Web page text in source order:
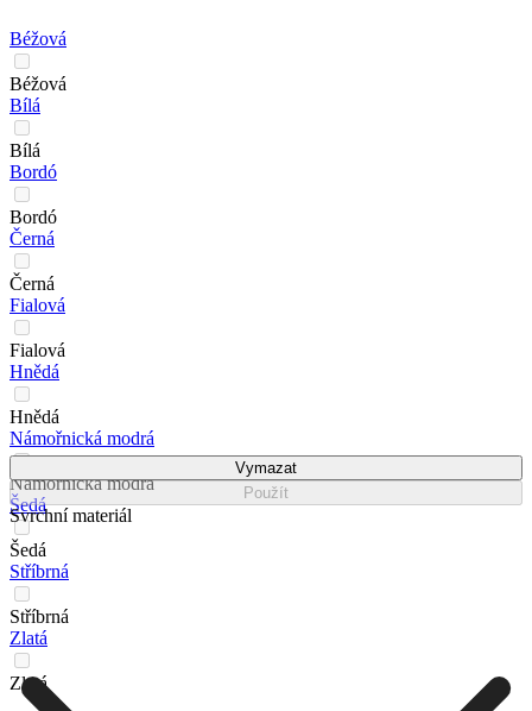
Béžová
Béžová
Bílá
Bílá
Bordó
Bordó
Černá
Černá
Fialová
Fialová
Hnědá
Hnědá
Námořnická modrá
Námořnická modrá
Šedá
Šedá
Stříbrná
Stříbrná
Zlatá
Zlatá
Vymazat
Použít
Svrchní materiál